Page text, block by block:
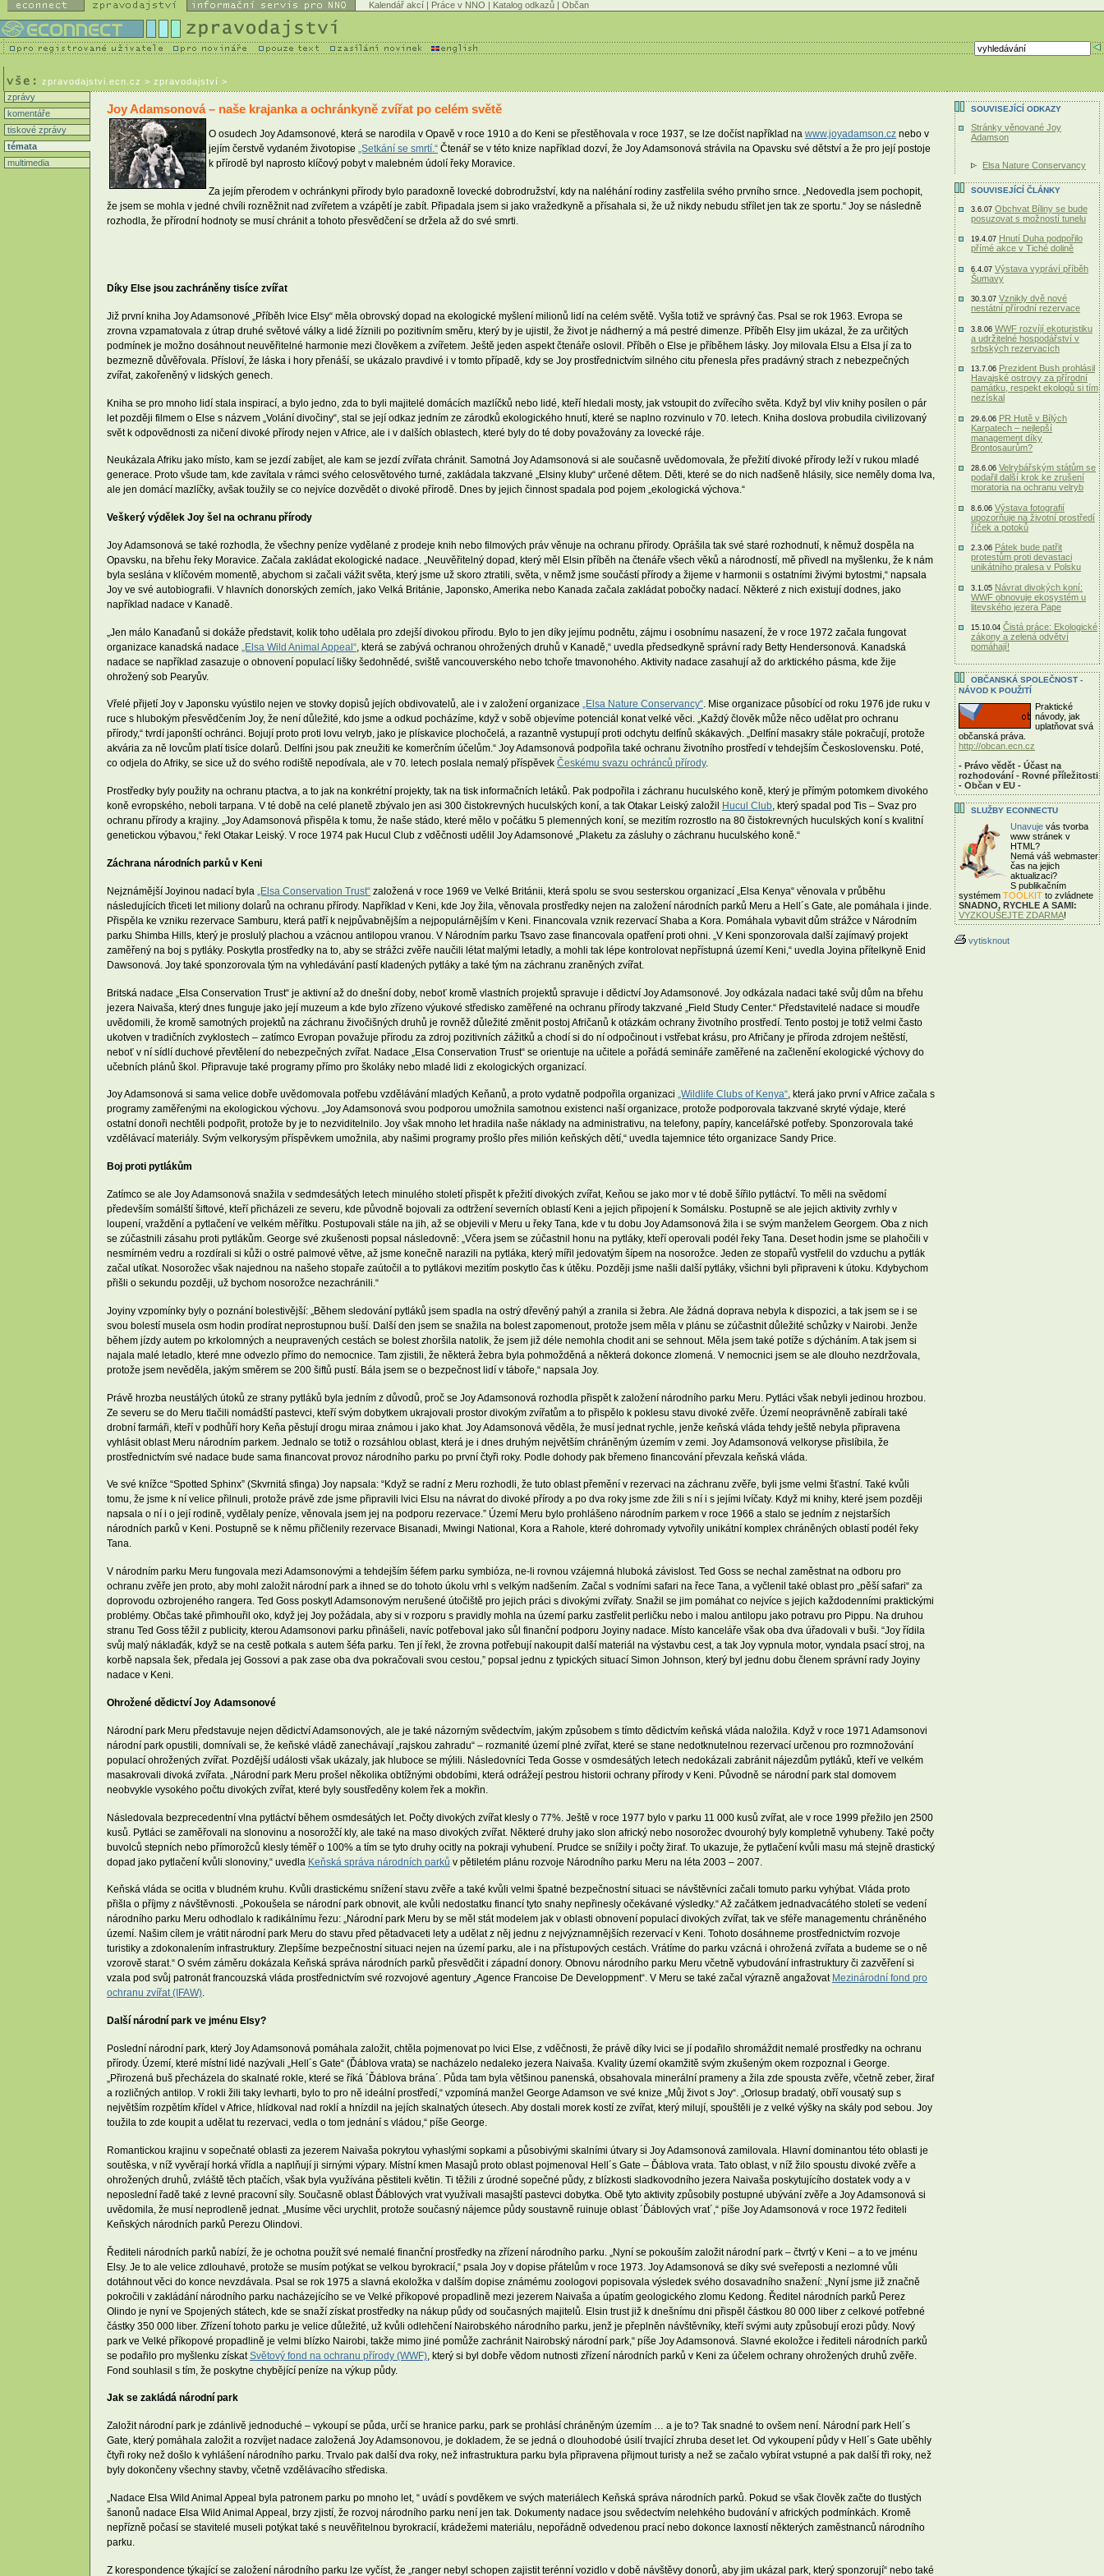
Kalendář akcí | Práce v NNO | Katalog odkazů | Občan
zpravodajstvi.ecn.cz > zpravodajství >
zprávy
komentáře
tiskové zprávy
témata
multimedia
Joy Adamsonová – naše krajanka a ochránkyně zvířat po celém světě
O osudech Joy Adamsonové, která se narodila v Opavě v roce 1910 a do Keni se přestěhovala v roce 1937, se lze dočíst například na www.joyadamson.cz nebo v
jejím čerstvě vydaném životopise „Setkání se smrtí.“ Čtenář se v této knize například dozví, že Joy Adamsonová strávila na Opavsku své dětství a že pro její postoje
k přírodě byl naprosto klíčový pobyt v malebném údolí řeky Moravice.
Za jejím přerodem v ochránkyni přírody bylo paradoxně lovecké dobrodružství, kdy na naléhání rodiny zastřelila svého prvního srnce. „Nedovedla jsem pochopit,
že jsem se mohla v jedné chvíli rozněžnit nad zvířetem a vzápětí je zabít. Připadala jsem si jako vražedkyně a přísahala si, že už nikdy nebudu střílet jen tak ze sportu.“ Joy se následně
rozhodla, že přírodní hodnoty se musí chránit a tohoto přesvědčení se držela až do své smrti.
Díky Else jsou zachráněny tisíce zvířat
Již první kniha Joy Adamsonové „Příběh lvice Elsy“ měla obrovský dopad na ekologické myšlení milionů lidí na celém světě. Vyšla totiž ve správný čas. Psal se rok 1963. Evropa se
zrovna vzpamatovala z útrap druhé světové války a lidé žíznili po pozitivním směru, který by je ujistil, že život je nádherný a má pestré dimenze. Příběh Elsy jim ukázal, že za určitých
podmínek je možno dosáhnout neuvěřitelné harmonie mezi člověkem a zvířetem. Ještě jeden aspekt čtenáře oslovil. Příběh o Else je příběhem lásky. Joy milovala Elsu a Elsa jí za to
bezmezně důvěřovala. Přísloví, že láska i hory přenáší, se ukázalo pravdivé i v tomto případě, kdy se Joy prostřednictvím silného citu přenesla přes pradávný strach z nebezpečných
zvířat, zakořeněný v lidských genech.
Kniha se pro mnoho lidí stala inspirací, a bylo jedno, zda to byli majitelé domácích mazlíčků nebo lidé, kteří hledali mosty, jak vstoupit do zvířecího světa. Když byl vliv knihy posílen o pár
let později filmem o Else s názvem „Volání divočiny“, stal se její odkaz jedním ze zárodků ekologického hnutí, které se naplno rozvinulo v 70. letech. Kniha doslova probudila civilizovaný
svět k odpovědnosti za ničení divoké přírody nejen v Africe, ale i v dalších oblastech, které byly do té doby považovány za lovecké ráje.
Neukázala Afriku jako místo, kam se jezdí zabíjet, ale kam se jezdí zvířata chránit. Samotná Joy Adamsonová si ale současně uvědomovala, že přežití divoké přírody leží v rukou mladé
generace. Proto všude tam, kde zavítala v rámci svého celosvětového turné, zakládala takzvané „Elsiny kluby“ určené dětem. Děti, které se do nich nadšeně hlásily, sice neměly doma lva,
ale jen domácí mazlíčky, avšak toužily se co nejvíce dozvědět o divoké přírodě. Dnes by jejich činnost spadala pod pojem „ekologická výchova.“
Veškerý výdělek Joy šel na ochranu přírody
Joy Adamsonová se také rozhodla, že všechny peníze vydělané z prodeje knih nebo filmových práv věnuje na ochranu přírody. Oprášila tak své staré rozhodnutí, k němuž dospěla na
Opavsku, na břehu řeky Moravice. Začala zakládat ekologické nadace. „Neuvěřitelný dopad, který měl Elsin příběh na čtenáře všech věků a národností, mě přivedl na myšlenku, že k nám
byla seslána v klíčovém momentě, abychom si začali vážit světa, který jsme už skoro ztratili, světa, v němž jsme součástí přírody a žijeme v harmonii s ostatními živými bytostmi,“ napsala
Joy ve své autobiografii. V hlavních donorských zemích, jako Velká Británie, Japonsko, Amerika nebo Kanada začala zakládat pobočky nadací. Některé z nich existují dodnes, jako
například nadace v Kanadě.
„Jen málo Kanaďanů si dokáže představit, kolik toho udělala pro zdejší divokou přírodu. Bylo to jen díky jejímu podnětu, zájmu i osobnímu nasazení, že v roce 1972 začala fungovat
organizace kanadská nadace
„Elsa Wild Animal Appeal“ , která se zabývá ochranou ohrožených druhů v Kanadě,“ uvedla předsedkyně správní rady Betty Hendersonová. Kanadská
nadace se například zasazuje o obnovení populací lišky šedohnědé, sviště vancouverského nebo tchoře tmavonohého. Aktivity nadace zasahují až do arktického pásma, kde žije
ohrožený sob Pearyův.
Vřelé přijetí Joy v Japonsku vyústilo nejen ve stovky dopisů jejích obdivovatelů, ale i v založení organizace „Elsa Nature Conservancy“. Mise organizace působící od roku 1976 jde ruku v
ruce s hlubokým přesvědčením Joy, že není důležité, kdo jsme a odkud pocházíme, když v sobě objevíme potenciál konat velké věci. „Každý člověk může něco udělat pro ochranu
přírody,“ tvrdí japonští ochránci. Bojují proto proti lovu velryb, jako je plískavice plochočelá, a razantně vystupují proti odchytu delfínů skákavých. „Delfíní masakry stále pokračují, protože
akvária za ně lovcům platí tisíce dolarů. Delfíni jsou pak zneužiti ke komerčním účelům.“ Joy Adamsonová podpořila také ochranu životního prostředí v tehdejším Československu. Poté,
co odjela do Afriky, se sice už do svého rodiště nepodívala, ale v 70. letech poslala nemalý příspěvek Českému svazu ochránců přírody.
Prostředky byly použity na ochranu ptactva, a to jak na konkrétní projekty, tak na tisk informačních letáků. Pak podpořila i záchranu huculského koně, který je přímým potomkem divokého
koně evropského, neboli tarpana. V té době na celé planetě zbývalo jen asi 300 čistokrevných huculských koní, a tak Otakar Leiský založil
Hucul Club, který spadal pod Tis – Svaz pro
ochranu přírody a krajiny. „Joy Adamsonová přispěla k tomu, že naše stádo, které mělo v počátku 5 plemenných koní, se mezitím rozrostlo na 80 čistokrevných huculských koní s kvalitní
genetickou výbavou,“ řekl Otakar Leiský. V roce 1974 pak Hucul Club z vděčnosti udělil Joy Adamsonové „Plaketu za zásluhy o záchranu huculského koně.“
Záchrana národních parků v Keni
Nejznámější Joyinou nadací byla „Elsa Conservation Trust“ založená v roce 1969 ve Velké Británii, která spolu se svou sesterskou organizací „Elsa Kenya“ věnovala v průběhu
následujících třiceti let miliony dolarů na ochranu přírody. Například v Keni, kde Joy žila, věnovala prostředky nejen na založení národních parků Meru a Hell´s Gate, ale pomáhala i jinde.
Přispěla ke vzniku rezervace Samburu, která patří k nejpůvabnějším a nejpopulárnějším v Keni. Financovala vznik rezervací Shaba a Kora. Pomáhala vybavit dům strážce v Národním
parku Shimba Hills, který je proslulý plachou a vzácnou antilopou vranou. V Národním parku Tsavo zase financovala opatření proti ohni. „V Keni sponzorovala další zajímavý projekt
zaměřený na boj s pytláky. Poskytla prostředky na to, aby se strážci zvěře naučili létat malými letadly, a mohli tak lépe kontrolovat nepřístupná území Keni,“ uvedla Joyina přítelkyně Enid
Dawsonová. Joy také sponzorovala tým na vyhledávání pastí kladených pytláky a také tým na záchranu zraněných zvířat.
Britská nadace „Elsa Conservation Trust“ je aktivní až do dnešní doby, neboť kromě vlastních projektů spravuje i dědictví Joy Adamsonové. Joy odkázala nadaci také svůj dům na břehu
jezera Naivaša, který dnes funguje jako její muzeum a kde bylo zřízeno výukové středisko zaměřené na ochranu přírody takzvané „Field Study Center.“ Představitelé nadace si moudře
uvědomili, že kromě samotných projektů na záchranu živočišných druhů je rovněž důležité změnit postoj Afričanů k otázkám ochrany životního prostředí. Tento postoj je totiž velmi často
ukotven v tradičních zvyklostech – zatímco Evropan považuje přírodu za zdroj pozitivních zážitků a chodí si do ní odpočinout i vstřebat krásu, pro Afričany je příroda zdrojem neštěstí,
neboť v ní sídlí duchové převtělení do nebezpečných zvířat. Nadace „Elsa Conservation Trust“ se orientuje na učitele a pořádá semináře zaměřené na začlenění ekologické výchovy do
učebních plánů škol. Připravuje také programy přímo pro školáky nebo mladé lidi z ekologických organizací.
Joy Adamsonová si sama velice dobře uvědomovala potřebu vzdělávání mladých Keňanů, a proto vydatně podpořila organizaci „Wildlife Clubs of Kenya“, která jako první v Africe začala s
programy zaměřenými na ekologickou výchovu. „Joy Adamsonová svou podporou umožnila samotnou existenci naší organizace, protože podporovala takzvané skryté výdaje, které
ostatní donoři nechtěli podpořit, protože by je to nezviditelnilo. Joy však mnoho let hradila naše náklady na administrativu, na telefony, papíry, kancelářské potřeby. Sponzorovala také
vzdělávací materiály. Svým velkorysým příspěvkem umožnila, aby našimi programy prošlo přes milión keňských dětí,“ uvedla tajemnice této organizace Sandy Price.
Boj proti pytlákům
Zatímco se ale Joy Adamsonová snažila v sedmdesátých letech minulého století přispět k přežití divokých zvířat, Keňou se jako mor v té době šířilo pytláctví. To měli na svědomí
především somálští šiftové, kteří přicházeli ze severu, kde původně bojovali za odtržení severních oblastí Keni a jejich připojení k Somálsku. Postupně se ale jejich aktivity zvrhly v
loupení, vraždění a pytlačení ve velkém měřítku. Postupovali stále na jih, až se objevili v Meru u řeky Tana, kde v tu dobu Joy Adamsonová žila i se svým manželem Georgem. Oba z nich
se zúčastnili zásahu proti pytlákům. George své zkušenosti popsal následovně: „Včera jsem se zúčastnil honu na pytláky, kteří operovali podél řeky Tana. Deset hodin jsme se plahočili v
nesmírném vedru a rozdírali si kůži o ostré palmové větve, až jsme konečně narazili na pytláka, který mířil jedovatým šípem na nosorožce. Jeden ze stopařů vystřelil do vzduchu a pytlák
začal utíkat. Nosorožec však najednou na našeho stopaře zaútočil a to pytlákovi mezitím poskytlo čas k útěku. Později jsme našli další pytláky, všichni byli připraveni k útoku. Kdybychom
přišli o sekundu později, už bychom nosorožce nezachránili.“
Joyiny vzpomínky byly o poznání bolestivější: „Během sledování pytláků jsem spadla na ostrý dřevěný pahýl a zranila si žebra. Ale žádná doprava nebyla k dispozici, a tak jsem se i se
svou bolestí musela osm hodin prodírat neprostupnou buší. Další den jsem se snažila na bolest zapomenout, protože jsem měla v plánu se zúčastnit důležité schůzky v Nairobi. Jenže
během jízdy autem po krkolomných a neupravených cestách se bolest zhoršila natolik, že jsem již déle nemohla chodit ani se sehnout. Měla jsem také potíže s dýcháním. A tak jsem si
najala malé letadlo, které mne odvezlo přímo do nemocnice. Tam zjistili, že některá žebra byla pohmožděná a některá dokonce zlomená. V nemocnici jsem se ale dlouho nezdržovala,
protože jsem nevěděla, jakým směrem se 200 šiftů pustí. Bála jsem se o bezpečnost lidí v táboře,“ napsala Joy.
Právě hrozba neustálých útoků ze strany pytláků byla jedním z důvodů, proč se Joy Adamsonová rozhodla přispět k založení národního parku Meru. Pytláci však nebyli jedinou hrozbou.
Ze severu se do Meru tlačili nomádští pastevci, kteří svým dobytkem ukrajovali prostor divokým zvířatům a to přispělo k poklesu stavu divoké zvěře. Území neoprávněně zabírali také
drobní farmáři, kteří v podhůří hory Keňa pěstují drogu miraa známou i jako khat. Joy Adamsonová věděla, že musí jednat rychle, jenže keňská vláda tehdy ještě nebyla připravena
vyhlásit oblast Meru národním parkem. Jednalo se totiž o rozsáhlou oblast, která je i dnes druhým největším chráněným územím v zemi. Joy Adamsonová velkoryse přislíbila, že
prostřednictvím své nadace bude sama financovat provoz národního parku po první čtyři roky. Podle dohody pak břemeno financování převzala keňská vláda.
Ve své knížce “Spotted Sphinx” (Skvrnitá sfinga) Joy napsala: “Když se radní z Meru rozhodli, že tuto oblast přemění v rezervaci na záchranu zvěře, byli jsme velmi šťastní. Také kvůli
tomu, že jsme k ní velice přilnuli, protože právě zde jsme připravili lvici Elsu na návrat do divoké přírody a po dva roky jsme zde žili s ní i s jejími lvíčaty. Když mi knihy, které jsem později
napsala o ní i o její rodině, vydělaly peníze, věnovala jsem jej na podporu rezervace.” Území Meru bylo prohlášeno národním parkem v roce 1966 a stalo se jedním z nejstarších
národních parků v Keni. Postupně se k němu přičlenily rezervace Bisanadi, Mwingi National, Kora a Rahole, které dohromady vytvořily unikátní komplex chráněných oblastí podél řeky
Tana.
V národním parku Meru fungovala mezi Adamsonovými a tehdejším šéfem parku symbióza, ne-li rovnou vzájemná hluboká závislost. Ted Goss se nechal zaměstnat na odboru pro
ochranu zvěře jen proto, aby mohl založit národní park a ihned se do tohoto úkolu vrhl s velkým nadšením. Začal s vodními safari na řece Tana, a vyčlenil také oblast pro „pěší safari“ za
doprovodu ozbrojeného rangera. Ted Goss poskytl Adamsonovým nerušené útočiště pro jejich práci s divokými zvířaty. Snažil se jim pomáhat co nejvíce s jejich každodenními praktickými
problémy. Občas také přimhouřil oko, když jej Joy požádala, aby si v rozporu s pravidly mohla na území parku zastřelit perličku nebo i malou antilopu jako potravu pro Pippu. Na druhou
stranu Ted Goss těžil z publicity, kterou Adamsonovi parku přinášeli, navíc potřeboval jako sůl finanční podporu Joyiny nadace. Místo kanceláře však oba dva úřadovali v buši. “Joy řídila
svůj malý náklaďák, když se na cestě potkala s autem šéfa parku. Ten jí řekl, že zrovna potřebují nakoupit další materiál na výstavbu cest, a tak Joy vypnula motor, vyndala psací stroj, na
korbě napsala šek, předala jej Gossovi a pak zase oba dva pokračovali svou cestou,” popsal jednu z typických situací Simon Johnson, který byl jednu dobu členem správní rady Joyiny
nadace v Keni.
Ohrožené dědictví Joy Adamsonové
Národní park Meru představuje nejen dědictví Adamsonových, ale je také názorným svědectvím, jakým způsobem s tímto dědictvím keňská vláda naložila. Když v roce 1971 Adamsonovi
národní park opustili, domnívali se, že keňské vládě zanechávají „rajskou zahradu“ – rozmanité území plné zvířat, které se stane nedotknutelnou rezervací určenou pro rozmnožování
populací ohrožených zvířat. Pozdější události však ukázaly, jak hluboce se mýlili. Následovníci Teda Gosse v osmdesátých letech nedokázali zabránit nájezdům pytláků, kteří ve velkém
masakrovali divoká zvířata. „Národní park Meru prošel několika obtížnými obdobími, která odrážejí pestrou historii ochrany přírody v Keni. Původně se národní park stal domovem
neobvykle vysokého počtu divokých zvířat, které byly soustředěny kolem řek a mokřin.
Následovala bezprecedentní vlna pytláctví během osmdesátých let. Počty divokých zvířat klesly o 77%. Ještě v roce 1977 bylo v parku 11 000 kusů zvířat, ale v roce 1999 přežilo jen 2500
kusů. Pytláci se zaměřovali na slonovinu a nosorožčí kly, ale také na maso divokých zvířat. Některé druhy jako slon africký nebo nosorožec dvourohý byly kompletně vyhubeny. Také počty
buvolců stepních nebo přímorožců klesly téměř o 100% a tím se tyto druhy ocitly na pokraji vyhubení. Prudce se snížily i počty žiraf. To ukazuje, že pytlačení kvůli masu má stejně drastický
dopad jako pytlačení kvůli slonoviny,“ uvedla Keňská správa národních parků v pětiletém plánu rozvoje Národního parku Meru na léta 2003 – 2007.
Keňská vláda se ocitla v bludném kruhu. Kvůli drastickému snížení stavu zvěře a také kvůli velmi špatné bezpečnostní situaci se návštěvníci začali tomuto parku vyhýbat. Vláda proto
přišla o příjmy z návštěvnosti. „Pokoušela se národní park obnovit, ale kvůli nedostatku financí tyto snahy nepřinesly očekávané výsledky.“ Až začátkem jednadvacátého století se vedení
národního parku Meru odhodlalo k radikálnímu řezu: „Národní park Meru by se měl stát modelem jak v oblasti obnovení populací divokých zvířat, tak ve sféře managementu chráněného
území. Našim cílem je vrátit národní park Meru do stavu před pětadvaceti lety a udělat z něj jednu z nejvýznamnějších rezervací v Keni. Tohoto dosáhneme prostřednictvím rozvoje
turistiky a zdokonalením infrastruktury. Zlepšíme bezpečnostní situaci nejen na území parku, ale i na přístupových cestách. Vrátíme do parku vzácná i ohrožená zvířata a budeme se o ně
vzorově starat.“ O svém záměru dokázala Keňská správa národních parků přesvědčit i západní donory. Obnovu národního parku Meru včetně vybudování infrastruktury či zazvěření si
vzala pod svůj patronát francouzská vláda prostřednictvím své rozvojové agentury „Agence Francoise De Developpment“. V Meru se také začal výrazně angažovat Mezinárodní fond pro
ochranu zvířat (IFAW).
Další národní park ve jménu Elsy?
Poslední národní park, který Joy Adamsonová pomáhala založit, chtěla pojmenovat po lvici Else, z vděčnosti, že právě díky lvici se jí podařilo shromáždit nemalé prostředky na ochranu
přírody. Území, které místní lidé nazývali „Hell´s Gate“ (Ďáblova vrata) se nacházelo nedaleko jezera Naivaša. Kvality území okamžitě svým zkušeným okem rozpoznal i George.
„Přirozená buš přecházela do skalnaté rokle, které se říká ´Ďáblova brána´. Půda tam byla většinou panenská, obsahovala minerální prameny a žila zde spousta zvěře, včetně zeber, žiraf
a rozličných antilop. V rokli žili taky levharti, bylo to pro ně ideální prostředí,“ vzpomíná manžel George Adamson ve své knize „Můj život s Joy“. „Orlosup bradatý, obří vousatý sup s
největším rozpětím křídel v Africe, hlídkoval nad roklí a hnízdil na jejích skalnatých útesech. Aby dostali morek kostí ze zvířat, který milují, spouštěli je z velké výšky na skály pod sebou. Joy
toužila to zde koupit a udělat tu rezervaci, vedla o tom jednání s vládou,“ píše George.
Romantickou krajinu v sopečnaté oblasti za jezerem Naivaša pokrytou vyhaslými sopkami a působivými skalními útvary si Joy Adamsonová zamilovala. Hlavní dominantou této oblasti je
soutěska, v níž vyvěrají horká vřídla a naplňují ji sirnými výpary. Místní kmen Masajů proto oblast pojmenoval Hell´s Gate – Ďáblova vrata. Tato oblast, v níž žilo spoustu divoké zvěře a
ohrožených druhů, zvláště těch ptačích, však byla využívána pěstiteli květin. Ti těžili z úrodné sopečné půdy, z blízkosti sladkovodního jezera Naivaša poskytujícího dostatek vody a v
neposlední řadě také z levné pracovní síly. Současně oblast Ďáblových vrat využívali masajští pastevci dobytka. Obě tyto aktivity způsobily postupné ubývání zvěře a Joy Adamsonová si
uvědomila, že musí neprodleně jednat. „Musíme věci urychlit, protože současný nájemce půdy soustavně ruinuje oblast ´Ďáblových vrat´,“ píše Joy Adamsonová v roce 1972 řediteli
Keňských národních parků Perezu Olindovi.
Řediteli národních parků nabízí, že je ochotna použít své nemalé finanční prostředky na zřízení národního parku. „Nyní se pokouším založit národní park – čtvrtý v Keni – a to ve jménu
Elsy. Je to ale velice zdlouhavé, protože se musím potýkat se velkou byrokracií,“ psala Joy v dopise přátelům v roce 1973. Joy Adamsonová se díky své sveřeposti a nezlomné vůli
dotáhnout věci do konce nevzdávala. Psal se rok 1975 a slavná ekoložka v dalším dopise známému zoologovi popisovala výsledek svého dosavadního snažení: „Nyní jsme již značně
pokročili v zakládání národního parku nacházejícího se ve Velké příkopové propadlině mezi jezerem Naivaša a úpatím geologického zlomu Kedong. Ředitel národních parků Perez
Olindo je nyní ve Spojených státech, kde se snaží získat prostředky na nákup půdy od současných majitelů. Elsin trust již k dnešnímu dni přispěl částkou 80 000 liber z celkové potřebné
částky 350 000 liber. Zřízení tohoto parku je velice důležité, už kvůli odlehčení Nairobského národního parku, jenž je přeplněn návštěvníky, kteří svými auty způsobují erozi půdy. Nový
park ve Velké příkopové propadlině je velmi blízko Nairobi, takže mimo jiné pomůže zachránit Nairobský národní park,“ píše Joy Adamsonová. Slavné ekoložce i řediteli národních parků
se podařilo pro myšlenku získatSvětový fond na ochranu přírody (WWF) , který si byl dobře vědom nutnosti zřízení národních parků v Keni za účelem ochrany ohrožených druhů zvěře.
Fond souhlasil s tím, že poskytne chybějící peníze na výkup půdy.
Jak se zakládá národní park
Založit národní park je zdánlivě jednoduché – vykoupí se půda, určí se hranice parku, park se prohlásí chráněným územím … a je to? Tak snadné to ovšem není. Národní park Hell´s
Gate, který pomáhala založit a rozvíjet nadace založená Joy Adamsonovou, je dokladem, že se jedná o dlouhodobé úsilí trvající zhruba deset let. Od vykoupení půdy v Hell´s Gate uběhly
čtyři roky než došlo k vyhlášení národního parku. Trvalo pak další dva roky, než infrastruktura parku byla připravena přijmout turisty a než se začalo vybírat vstupné a pak další tři roky, než
byly dokončeny všechny stavby, včetně vzdělávacího střediska.
„Nadace Elsa Wild Animal Appeal byla patronem parku po mnoho let, “ uvádí s povděkem ve svých materiálech Keňská správa národních parků. Pokud se však člověk začte do tlustých
šanonů nadace Elsa Wild Animal Appeal, brzy zjistí, že rozvoj národního parku není jen tak. Dokumenty nadace jsou svědectvím nelehkého budování v afrických podmínkách. Kromě
nepřízně počasí se stavitelé museli potýkat také s neuvěřitelnou byrokracií, krádežemi materiálu, nepořádně odvedenou prací nebo dokonce laxností některých zaměstnanců národního
parku.
Z korespondence týkající se založení národního parku lze vyčíst, že „ranger nebyl schopen zajistit terénní vozidlo v době návštěvy donorů, aby jim ukázal park, který sponzorují“ nebo také
SOUVISEJÍCÍ ODKAZY
Stránky věnované Joy
Adamson
Elsa Nature Conservancy
SOUVISEJÍCÍ ČLÁNKY
3.6.07 Obchvat Bíliny se bude
posuzovat s možností tunelu
19.4.07 Hnutí Duha podpořilo
přímé akce v Tiché dolině
6.4.07 Výstava vypráví příběh
Šumavy
30.3.07 Vznikly dvě nové
nestátní přírodní rezervace
3.8.06 WWF rozvíjí ekoturistiku
a udržitelné hospodářství v
srbských rezervacích
13.7.06 Prezident Bush prohlásil
Havajské ostrovy za přírodní
památku, respekt ekologů si tím
nezískal
29.6.06 PR Hutě v Bílých
Karpatech – nejlepší
management díky
Brontosaurům?
28.6.06 Velrybářským státům se
podařil další krok ke zrušení
moratoria na ochranu velryb
8.6.06 Výstava fotografií
upozorňuje na životní prostředí
říček a potoků
2.3.06 Pátek bude patřit
protestům proti devastaci
unikátního pralesa v Polsku
3.1.05 Návrat divokých koní:
WWF obnovuje ekosystém u
litevského jezera Pape
15.10.04 Čistá práce: Ekologické
zákony a zelená odvětví
pomáhají!
OBČANSKÁ SPOLEČNOST -
NÁVOD K POUŽITÍ
Praktické
návody, jak
uplatňovat svá
občanská práva.
http://obcan.ecn.cz
- Právo vědět - Účast na
rozhodování - Rovné příležitosti
- Občan v EU -
SLUŽBY ECONNECTU
Unavuje vás tvorba
www stránek v
HTML?
Nemá váš webmaster
čas na jejich
aktualizaci?
S publikačním
systémem TOOLKIT to zvládnete
SNADNO, RYCHLE A SAMI:
VYZKOUŠEJTE ZDARMA!
vytisknout